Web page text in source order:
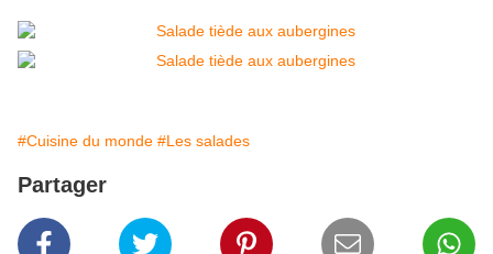
#Cuisine du monde #Les salades
Partager